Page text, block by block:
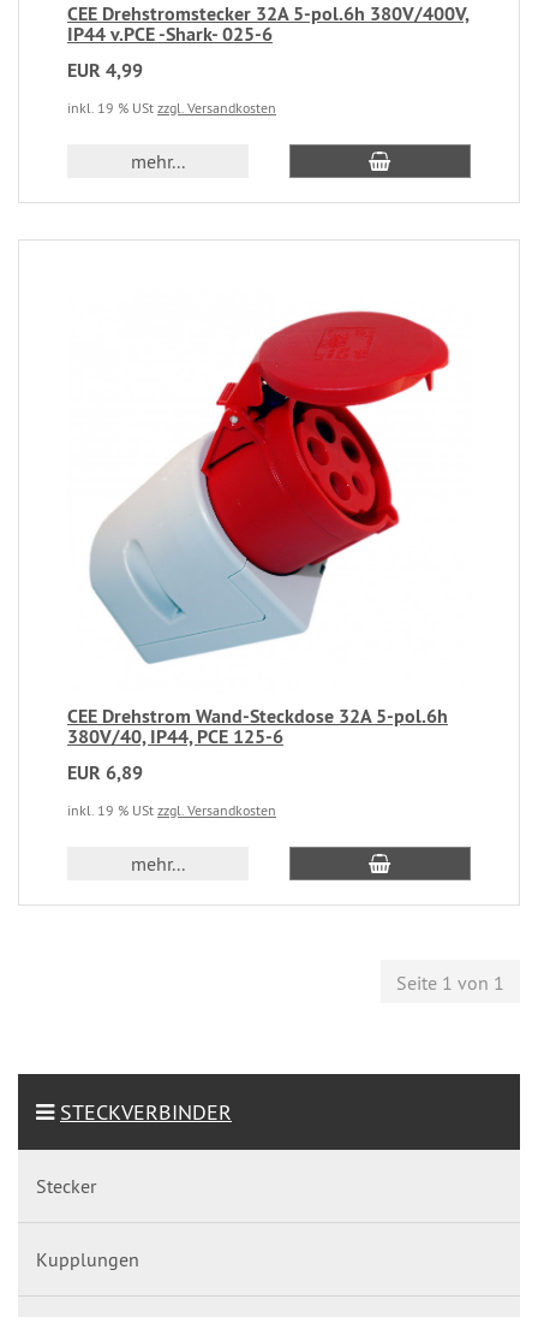
CEE Drehstromstecker 32A 5-pol.6h 380V/400V,
IP44 v.PCE -Shark- 025-6
EUR 4,99
inkl. 19 % USt zzgl. Versandkosten
mehr...
CEE Drehstrom Wand-Steckdose 32A 5-pol.6h
380V/40, IP44, PCE 125-6
EUR 6,89
inkl. 19 % USt zzgl. Versandkosten
mehr...
Seite 1 von 1
STECKVERBINDER
Stecker
Kupplungen